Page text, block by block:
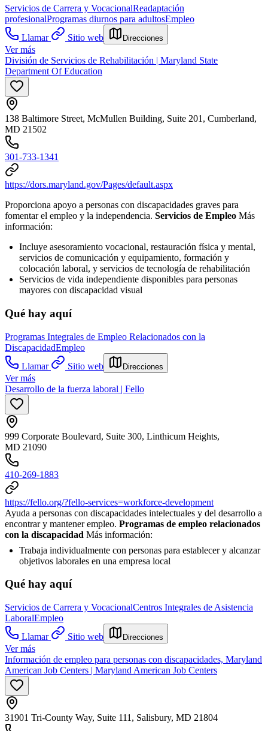
Servicios de Carrera y VocacionalReadaptación
profesionalProgramas diurnos para adultosEmpleo
Llamar
Sitio web Direcciones
Ver más
División de Servicios de Rehabilitación | Maryland State
Department Of Education
138 Baltimore Street, McMullen Building, Suite 201, Cumberland,
MD 21502
301-733-1341
https://dors.maryland.gov/Pages/default.aspx
Proporciona apoyo a personas con discapacidades graves para
fomentar el empleo y la independencia. Servicios de Empleo Más
información:
Incluye asesoramiento vocacional, restauración física y mental,
servicios de comunicación y equipamiento, formación y
colocación laboral, y servicios de tecnología de rehabilitación
Servicios de vida independiente disponibles para personas
mayores con discapacidad visual
Qué hay aquí
Programas Integrales de Empleo Relacionados con la
DiscapacidadEmpleo
Llamar
Sitio web Direcciones
Ver más
Desarrollo de la fuerza laboral | Fello
999 Corporate Boulevard, Suite 300, Linthicum Heights,
MD 21090
410-269-1883
https://fello.org/?fello-services=workforce-development
Ayuda a personas con discapacidades intelectuales y del desarrollo a
encontrar y mantener empleo. Programas de empleo relacionados
con la discapacidad Más información:
Trabaja individualmente con personas para establecer y alcanzar
objetivos laborales en una empresa local
Qué hay aquí
Servicios de Carrera y VocacionalCentros Integrales de Asistencia
LaboralEmpleo
Llamar
Sitio web Direcciones
Ver más
Información de empleo para personas con discapacidades, Maryland
American Job Centers | Maryland American Job Centers
31901 Tri-County Way, Suite 111, Salisbury, MD 21804